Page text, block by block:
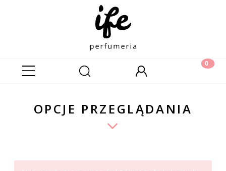
OPCJE PRZEGLĄDANIA